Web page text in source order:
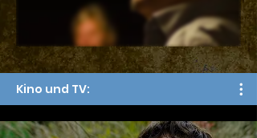
Kino und TV: